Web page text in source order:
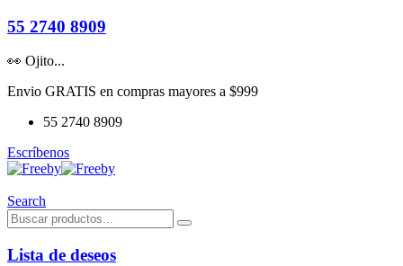
55 2740 8909
👀 Ojito...
Envio GRATIS en compras mayores a $999
55 2740 8909
Escríbenos
Search
Lista de deseos